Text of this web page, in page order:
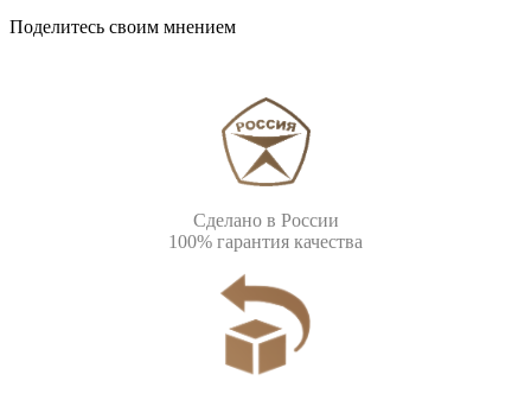
Поделитесь своим мнением
Сделано в России
100% гарантия качества